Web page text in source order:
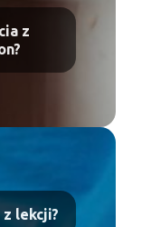
z
lekcji?